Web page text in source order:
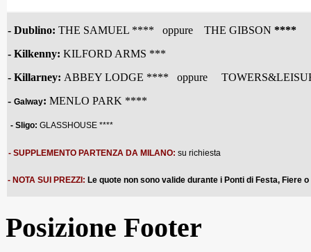
- Dublino: THE SAMUEL **** oppure THE GIBSON ****
- Kilkenny: KILFORD ARMS ***
- Killarney: ABBEY LODGE **** oppure
- Galway: MENLO PARK ****
- Sligo: GLASSHOUSE ****
- SUPPLEMENTO PARTENZA DA MILANO: su richiesta
- NOTA SUI PREZZI: Le quote non sono valide durante i Ponti di Festa, Fiere
Posizione Footer